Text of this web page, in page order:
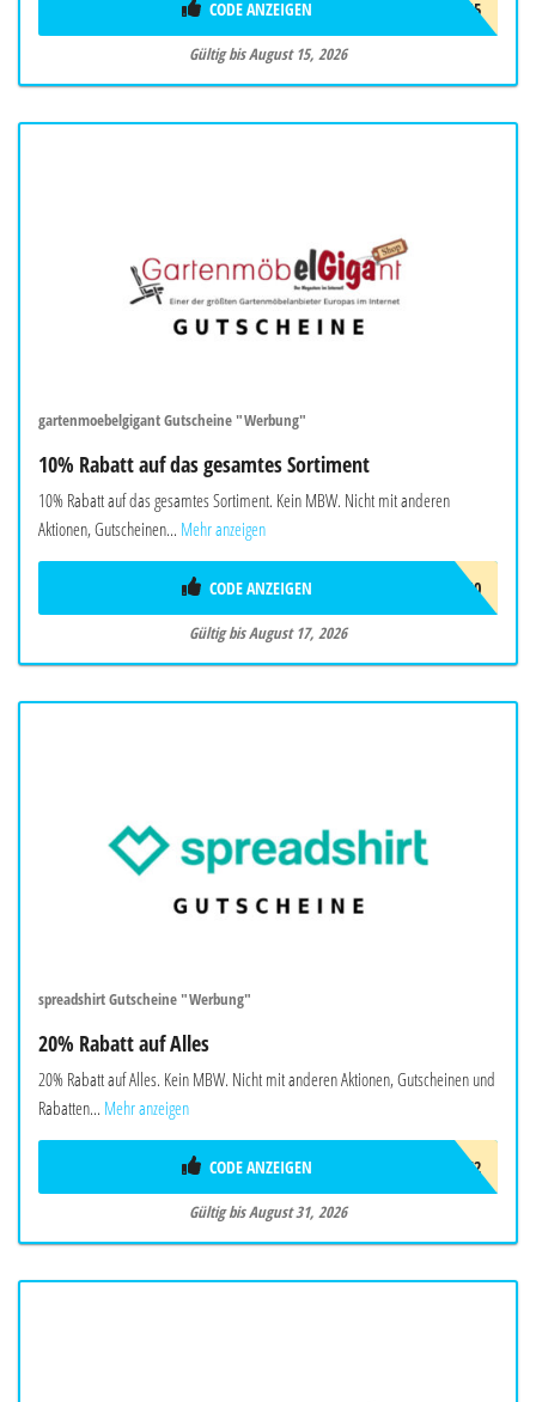
SMR15
CODE ANZEIGEN
Gültig bis August 15, 2026
gartenmoebelgigant Gutscheine "Werbung"
10% Rabatt auf das gesamtes Sortiment
10% Rabatt auf das gesamtes Sortiment. Kein MBW. Nicht mit anderen
Aktionen, Gutscheinen... Mehr anzeigen
SOMMER10
CODE ANZEIGEN
Gültig bis August 17, 2026
spreadshirt Gutscheine "Werbung"
20% Rabatt auf Alles
20% Rabatt auf Alles. Kein MBW. Nicht mit anderen Aktionen, Gutscheinen und
Rabatten... Mehr anzeigen
SPRDVF2
CODE ANZEIGEN
Gültig bis August 31, 2026